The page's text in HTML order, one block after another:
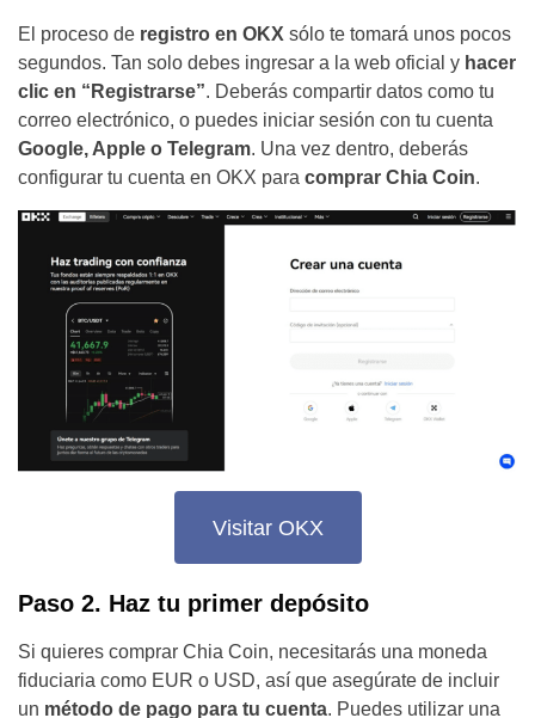
El proceso de registro en OKX sólo te tomará unos pocos
segundos. Tan solo debes ingresar a la web oficial y hacer
clic en “Registrarse”. Deberás compartir datos como tu
correo electrónico, o puedes iniciar sesión con tu cuenta
Google, Apple o Telegram. Una vez dentro, deberás
configurar tu cuenta en OKX para comprar Chia Coin.
Visitar OKX
Paso 2. Haz tu primer depósito
Si quieres comprar Chia Coin, necesitarás una moneda
fiduciaria como EUR o USD, así que asegúrate de incluir
un método de pago para tu cuenta. Puedes utilizar una